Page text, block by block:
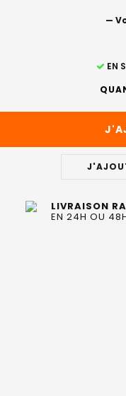
—
EN
LIVRAISON
EN 24H OU